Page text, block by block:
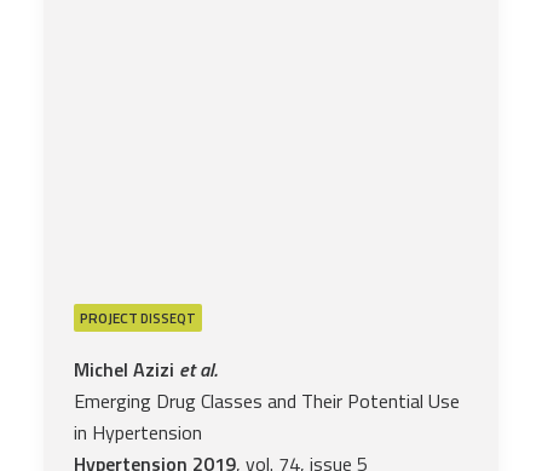
PROJECTDISSEQT
Michel Azizi et al.
Emerging Drug Classes and Their Potential Use
in Hypertension
Hypertension 2019, vol. 74, issue 5